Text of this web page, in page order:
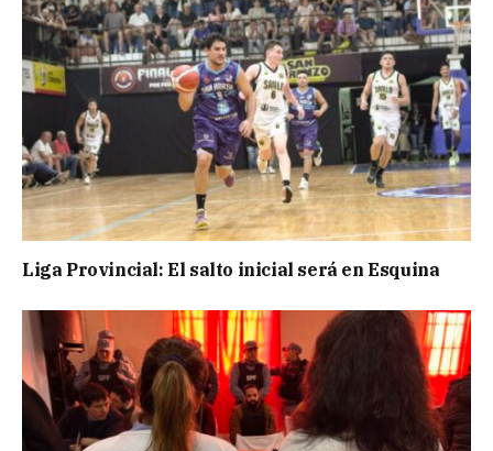
Liga Provincial: El salto inicial será en Esquina